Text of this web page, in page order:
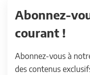
Abonnez-
courant !
Abonnez-vous à
des contenus